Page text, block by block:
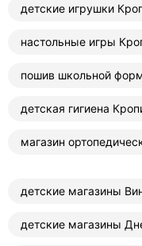
детские игрушки
настольные игры
пошив школьной
детская гигиена
магазин
детские магазины
детские магазины